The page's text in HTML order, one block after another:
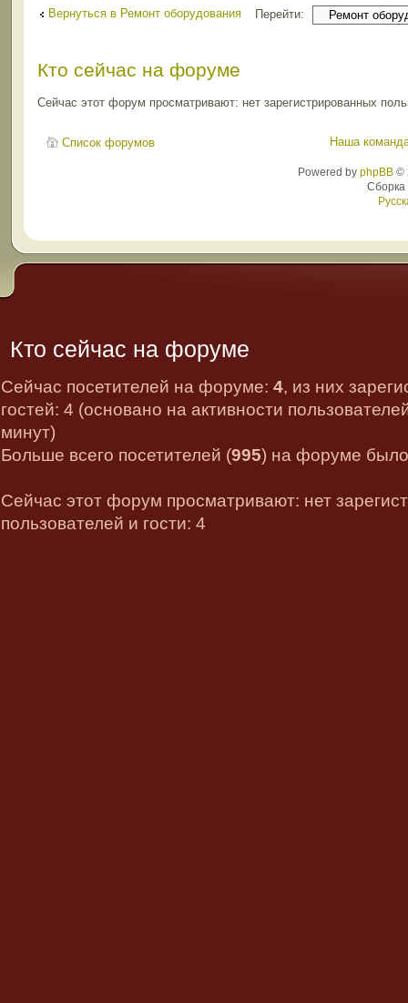
Вернуться в Ремонт оборудования Перейти:
Кто сейчас на форуме
Сейчас этот форум просматривают: нет зарегистрированных
Список форумов Наша
Powered by phpBB©
Кто сейчас на форуме
Сейчас посетителей на форуме: 4, из них
гостей: 4 (основано на активности
минут)
Больше всего посетителей (995) на форуме
Сейчас этот форум просматривают: нет
пользователей и гости: 4